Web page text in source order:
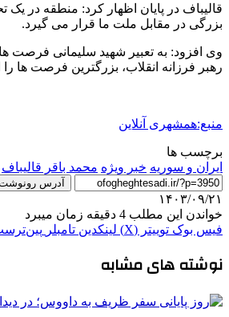
قالیباف در پایان اظهار کرد: منطقه در
بزرگی در مقابل ملت ما قرار می گیرد.
وی افزود: به تعبیر شهید سلیمانی فرصت
رهبر فرزانه انقلاب، بزرگترین فرصت ها
منبع:همشهری آنلاین
برچسب ها
ایران و سوریه خبر ویژه محمد باقر قالیباف
آدرس
۱۴۰۳/۰۹/۲۱
خواندن این مطلب 4 دقیقه زمان میبرد
فیس بوک توییتر (X) لینکدین ‫تامبلر
نوشته های مشابه